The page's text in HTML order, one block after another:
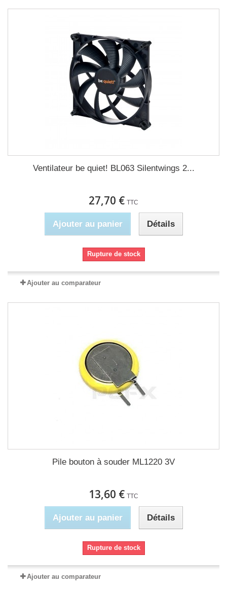
Ventilateur be quiet! BL063 Silentwings 2...
27,70 € TTC
Ajouter au panier Détails
Rupture de stock
Ajouter au comparateur
Pile bouton à souder ML1220 3V
13,60 € TTC
Ajouter au panier Détails
Rupture de stock
Ajouter au comparateur